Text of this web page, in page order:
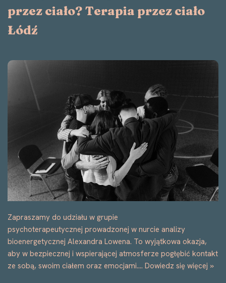
przez ciało? Terapia przez ciało
Łódź
Zapraszamy do udziału w grupie
psychoterapeutycznej prowadzonej w nurcie analizy
bioenergetycznej Alexandra Lowena. To wyjątkowa okazja,
aby w bezpiecznej i wspierającej atmosferze pogłębić kontakt
ze sobą, swoim ciałem oraz emocjami.… Dowiedz się więcej »